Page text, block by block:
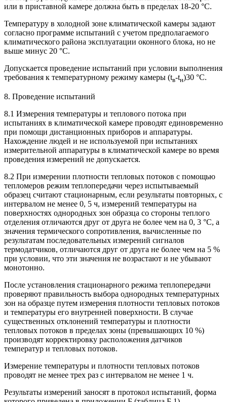
или в приставной камере должна быть в пределах 18-20 °С.
Температуру в холодной зоне климатической камеры задают
согласно программе испытаний с учетом предполагаемого
климатического района эксплуатации оконного блока, но не
выше минус 20 °С.
Допускается проведение испытаний при условии выполнения
требования к температурному режиму камеры (tв-tн)30 °С.
8. Проведение испытаний
8.1 Измерения температуры и теплового потока при
испытаниях в климатической камере проводят единовременно
при помощи дистанционных приборов и аппаратуры.
Нахождение людей и не используемой при испытаниях
измерительной аппаратуры в климатической камере во время
проведения измерений не допускается.
8.2 При измерении плотности тепловых потоков с помощью
тепломеров режим теплопередачи через испытываемый
образец считают стационарным, если результаты повторных, с
интервалом не менее 0, 5 ч, измерений температуры на
поверхностях однородных зон образца со стороны теплого
отделения отличаются друг от друга не более чем на 0, 3 °С, а
значения термического сопротивления, вычисленные по
результатам последовательных измерений сигналов
термодатчиков, отличаются друг от друга не более чем на 5 %
при условии, что эти значения не возрастают и не убывают
монотонно.
После установления стационарного режима теплопередачи
проверяют правильность выбора однородных температурных
зон на образце путем измерения плотности тепловых потоков
и температуры его внутренней поверхности. В случае
существенных отклонений температуры и плотности
тепловых потоков в пределах зоны (превышающих 10 %)
производят корректировку расположения датчиков
температур и тепловых потоков.
Измерение температуры и плотности тепловых потоков
проводят не менее трех раз с интервалом не менее 1 ч.
Результаты измерений заносят в протокол испытаний, форма